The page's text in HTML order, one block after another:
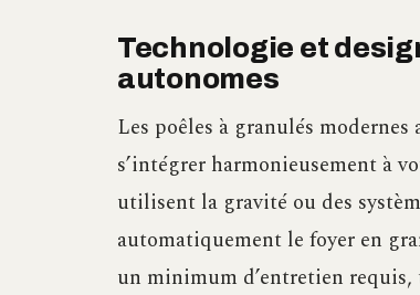
Technologie et
autonomes
Les poêles à granulés
s’intégrer harmonieusement à
utilisent la gravité ou des
automatiquement le foyer en
un minimum d’entretien